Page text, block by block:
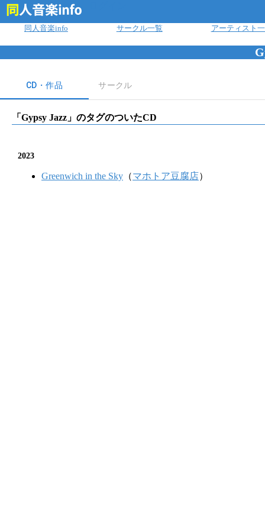
同人音楽info サークル一覧 アーティスト
CD・作品 サークル
「 Gypsy Jazz 」のタグのついたCD
2023
Greenwich in the Sky （マホトア豆腐店）